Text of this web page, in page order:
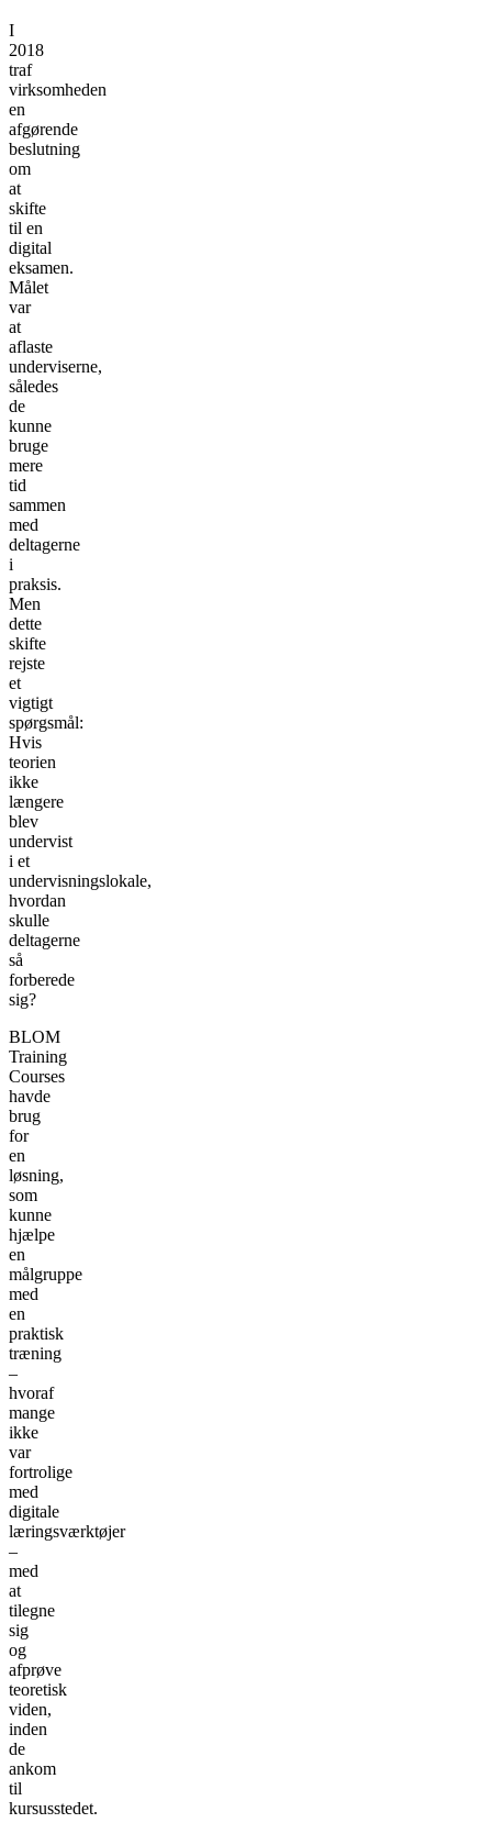
I
2018
traf
virksomheden
en
afgørende
beslutning
om
at
skifte
til en
digital
eksamen.
Målet
var
at
aflaste
underviserne,
således
de
kunne
bruge
mere
tid
sammen
med
deltagerne
i
praksis.
Men
dette
skifte
rejste
et
vigtigt
spørgsmål:
Hvis
teorien
ikke
længere
blev
undervist
i et
undervisningslokale,
hvordan
skulle
deltagerne
så
forberede
sig?
BLOM
Training
Courses
havde
brug
for
en
løsning,
som
kunne
hjælpe
en
målgruppe
med
en
praktisk
træning
–
hvoraf
mange
ikke
var
fortrolige
med
digitale
læringsværktøjer
–
med
at
tilegne
sig
og
afprøve
teoretisk
viden,
inden
de
ankom
til
kursusstedet.